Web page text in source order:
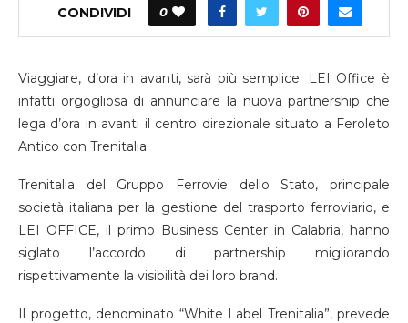
CONDIVIDI 0
Viaggiare, d’ora in avanti, sarà più semplice. LEI Office è
infatti orgogliosa di annunciare la nuova partnership che
lega d’ora in avanti il centro direzionale situato a Feroleto
Antico con Trenitalia.
Trenitalia del Gruppo Ferrovie dello Stato, principale
società italiana per la gestione del trasporto ferroviario, e
LEI OFFICE, il primo Business Center in Calabria, hanno
siglato l’accordo di partnership migliorando
rispettivamente la visibilità dei loro brand.
Il progetto, denominato “White Label Trenitalia”, prevede